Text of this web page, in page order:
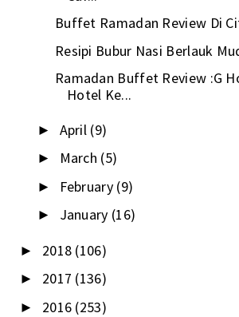
Buffet Ramadan Review Di
Resipi Bubur Nasi Berlauk
Ramadan Buffet Review :G
Hotel Ke...
► April (9)
► March (5)
► February (9)
► January (16)
► 2018 (106)
► 2017 (136)
► 2016 (253)